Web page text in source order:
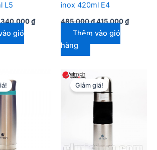
L5
Giá
là:
400.000 ₫.
340.000₫Giá
hiện
giỏ
inox 420ml E4
485.000₫ Giá
là:
485.000 ₫.
415.000₫Giá
hiện
Thêm vào giỏ
hàng
Giảm giá!